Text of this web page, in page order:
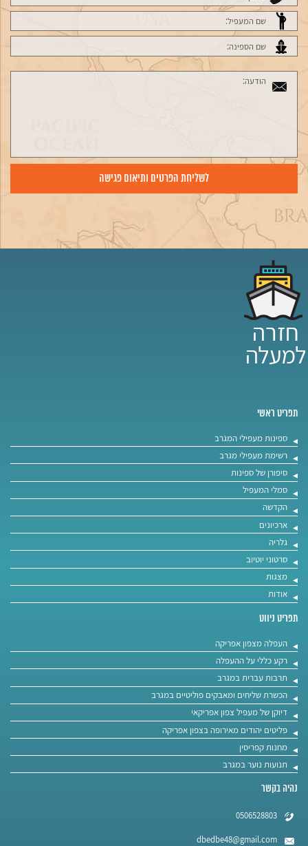
תפריט ראשי
ספינות מעפילי המגרב
רשימת מעפילי מגרב
סיפורן של ספינות
סמלי המעפיל
הקדשה
ארכיונים
גלריה
סרטוני יוטיוב
מצגות
אודות
תפריט ניווט
העפלה מצפון אפריקה
רקע כללי על ההעפלה
תרבות עברית במגרב
הכשרת שליחים ומאבקים פוליטיים במגרב
דיוקן של מעפיל צפון אפריקאי
פליטים יהודים מאירופה בצפון אפריקה
מחנות קפריסין
תנועות נוער במגרב
נהיה בקשר
0506528803
dbedbe48@gmail.com